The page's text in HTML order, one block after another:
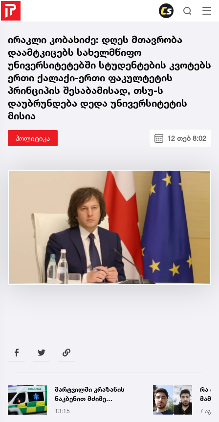
ირაკლი კობახიძე: დღეს მთავრობა
დაამტკიცებს სახელმწიფო
უნივერსიტეტებში სტუდენტების კვოტებს
ერთი ქალაქი-ერთი ფაკულტეტის
პრინციპის შესაბამისად, თსუ-ს
დაუბრუნდება დედა უნივერსიტეტის
მისია
პოლიტიკა 12 თებ 8:02
მარტვილში კრაზანის
ნაკბენით მძიმე
მდგომარეობაში მყოფი
13:15
რა
7 აგვ